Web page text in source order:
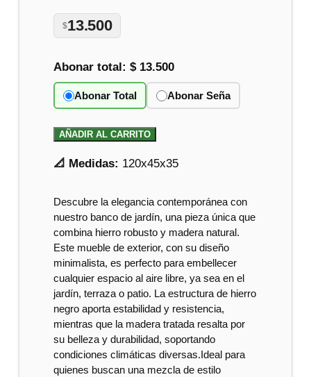
$13.500
Abonar total:$ 13.500
Abonar Total Abonar Seña
AÑADIR AL CARRITO
📐 Medidas: 120x45x35
Descubre la elegancia contemporánea con
nuestro banco de jardín, una pieza única que
combina hierro robusto y madera natural.
Este mueble de exterior, con su diseño
minimalista, es perfecto para embellecer
cualquier espacio al aire libre, ya sea en el
jardín, terraza o patio. La estructura de hierro
negro aporta estabilidad y resistencia,
mientras que la madera tratada resalta por
su belleza y durabilidad, soportando
condiciones climáticas diversas.Ideal para
quienes buscan una mezcla de estilo